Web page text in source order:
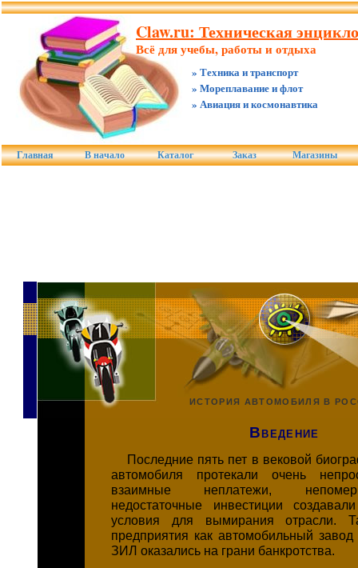
Claw.ru: Техническая
Всё для учебы, работы и отдыха
» Техника и транспорт
» Мореплавание и флот
» Авиация и космонавтика
Главная В начало Каталог Заказ Магазины
ИСТОРИЯ АВТОМОБИЛЯ В
Введение
Последние пять пет в вековой
автомобиля протекали очень
взаимные неплатежи,
недостаточные инвестиции
условия для вымирания отрасли.
предприятия как автомобильный
ЗИЛ оказались на грани банкротства.